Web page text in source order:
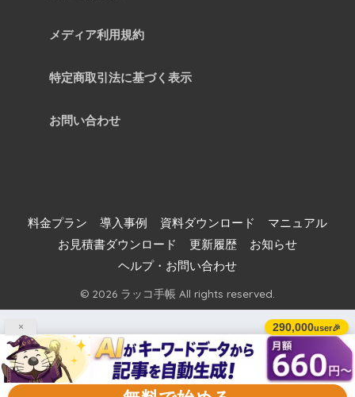
× 290,000user🎉
メディア利用規約
特定商取引法に基づく表示
お問い合わせ
料金プラン 導入事例 資料ダウンロード
マニュアル
お見積書ダウンロード
更新履歴
お知らせ
ヘルプ・お問い合わせ
© 2026 ラッコ手帳 All rights reserved.